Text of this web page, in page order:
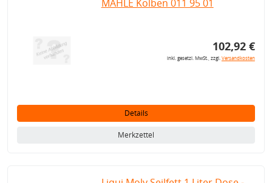
MAHLE Kolben 011 95 01
102,92 €
inkl. gesetzl. MwSt., zzgl.Versandkosten
Details
Merkzettel